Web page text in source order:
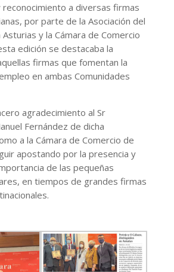
reconocimiento a diversas firmas
por parte de la Asociación del
Asturias y la Cámara de Comercio
edición se destacaba la
firmas que fomentan la
en ambas Comunidades
agradecimiento al Sr
Fernández de dicha
a la Cámara de Comercio de
apostando por la presencia y
de las pequeñas
en tiempos de grandes firmas